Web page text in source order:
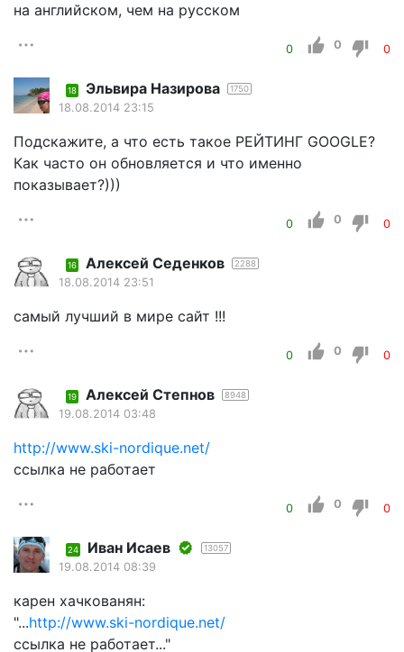
на английском, чем на русском
0 0 0
18 Эльвира Назирова 1750
18.08.2014 23:15
Подскажите, а что есть такое РЕЙТИНГ GOOGLE?
Как часто он обновляется и что именно
показывает?)))
0 0 0
16 Алексей Седенков 2288
18.08.2014 23:51
самый лучший в мире сайт !!!
0 0 0
19 Алексей Степнов 8948
19.08.2014 03:48
http://www.ski-nordique.net/
ссылка не работает
0 0 0
24 Иван Исаев 13057
19.08.2014 08:39
карен хачкованян:
"...http://www.ski-nordique.net/
ссылка не работает..."